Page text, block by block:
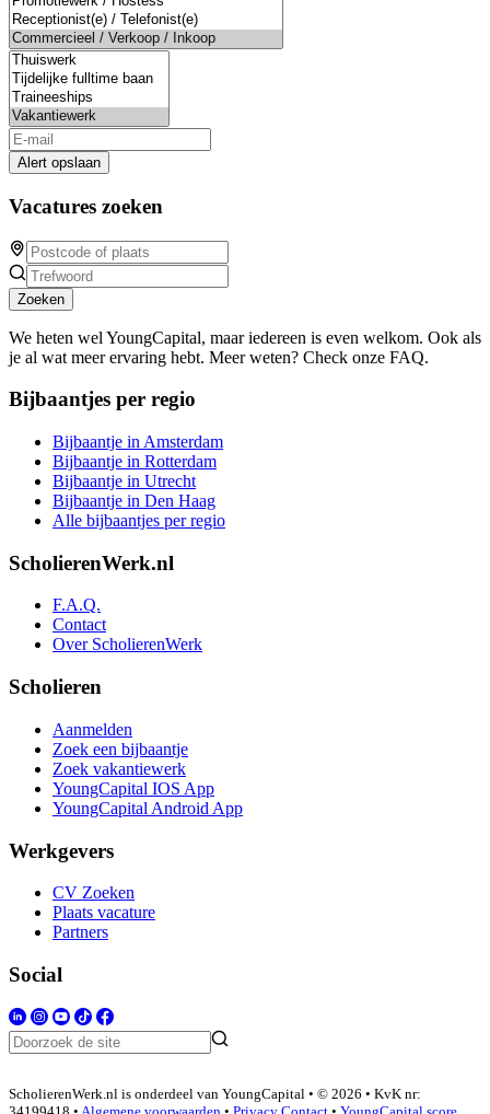
Alert opslaan
Vacatures zoeken
Zoeken
We heten wel YoungCapital, maar iedereen is even welkom. Ook als
je al wat meer ervaring hebt. Meer weten? Check onze FAQ.
Bijbaantjes per regio
Bijbaantje in Amsterdam
Bijbaantje in Rotterdam
Bijbaantje in Utrecht
Bijbaantje in Den Haag
Alle bijbaantjes per regio
ScholierenWerk.nl
F.A.Q.
Contact
Over ScholierenWerk
Scholieren
Aanmelden
Zoek een bijbaantje
Zoek vakantiewerk
YoungCapital IOS App
YoungCapital Android App
Werkgevers
CV Zoeken
Plaats vacature
Partners
Social
ScholierenWerk.nl is onderdeel van YoungCapital • © 2026 • KvK nr: